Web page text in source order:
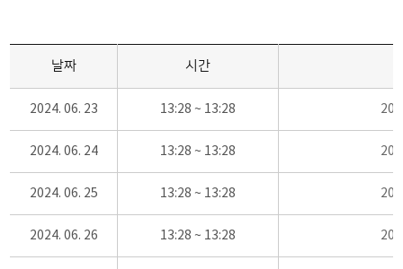
날짜 시간
2024. 06. 23 13:28 ~ 13:28
2024. 06. 24 13:28 ~ 13:28
2024. 06. 25 13:28 ~ 13:28
2024. 06. 26 13:28 ~ 13:28